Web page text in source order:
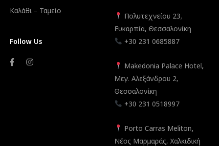
Καλάθι – Ταμείο
Follow Us
Πολυτεχνείου 23,
Ευκαρπία, Θεσσαλονίκη
+30 231 0685887
Makedonia Palace Hotel,
Μεγ. Αλεξάνδρου 2,
Θεσσαλονίκη
+30 231 0518997
Porto Carras Meliton,
Νέος Μαρμαράς, Χαλκιδική